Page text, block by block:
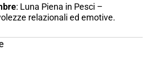
: Luna Piena in Pesci –
relazionali ed emotive.